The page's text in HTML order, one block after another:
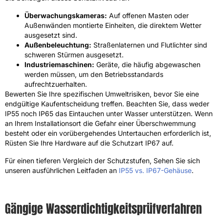
Überwachungskameras: Auf offenen Masten oder
Außenwänden montierte Einheiten, die direktem Wetter
ausgesetzt sind.
Außenbeleuchtung: Straßenlaternen und Flutlichter sind
schweren Stürmen ausgesetzt.
Industriemaschinen: Geräte, die häufig abgewaschen
werden müssen, um den Betriebsstandards
aufrechtzuerhalten.
Bewerten Sie Ihre spezifischen Umweltrisiken, bevor Sie eine
endgültige Kaufentscheidung treffen. Beachten Sie, dass weder
IP55 noch IP65 das Eintauchen unter Wasser unterstützen. Wenn
an Ihrem Installationsort die Gefahr einer Überschwemmung
besteht oder ein vorübergehendes Untertauchen erforderlich ist,
Rüsten Sie Ihre Hardware auf die Schutzart IP67 auf.
Für einen tieferen Vergleich der Schutzstufen, Sehen Sie sich
unseren ausführlichen Leitfaden an IP55 vs. IP67-Gehäuse.
Gängige Wasserdichtigkeitsprüfverfahren